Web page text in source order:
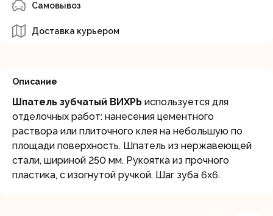
Самовывоз
Доставка курьером
Описание
Шпатель зубчатый ВИХРЬ используется для
отделочных работ: нанесения цементного
раствора или плиточного клея на небольшую по
площади поверхность. Шпатель из нержавеющей
cтали, шириной 250 мм. Рукоятка из прочного
пластика, с изогнутой ручкой. Шаг зуба 6х6.